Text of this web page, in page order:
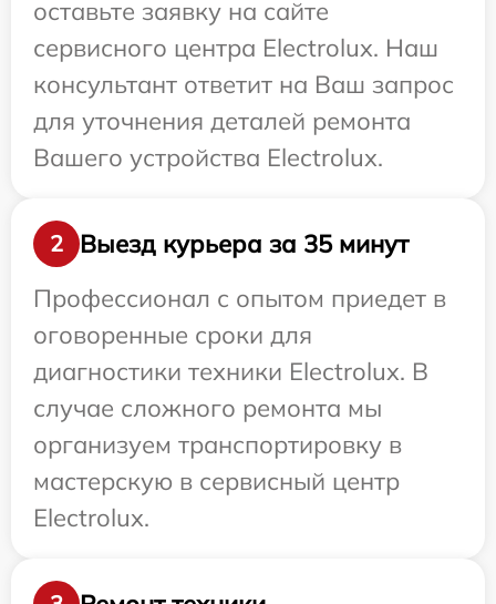
оставьте заявку на сайте
сервисного центра Electrolux. Наш
консультант ответит на Ваш запрос
для уточнения деталей ремонта
Вашего устройства Electrolux.
2
Выезд курьера за 35 минут
Профессионал с опытом приедет в
оговоренные сроки для
диагностики техники Electrolux. В
случае сложного ремонта мы
организуем транспортировку в
мастерскую в сервисный центр
Electrolux.